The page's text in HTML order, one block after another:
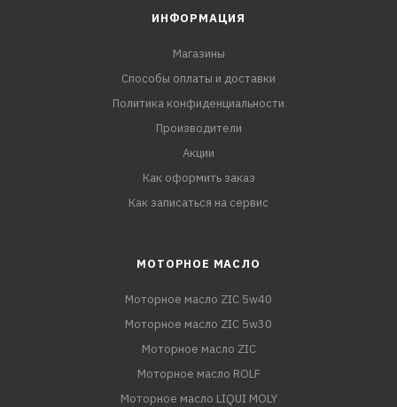
ИНФОРМАЦИЯ
Магазины
Способы оплаты и доставки
Политика конфиденциальности
Производители
Акции
Как оформить заказ
Как записаться на сервис
МОТОРНОЕ МАСЛО
Моторное масло ZIC 5w40
Моторное масло ZIC 5w30
Моторное масло ZIC
Моторное масло ROLF
Моторное масло LIQUI MOLY